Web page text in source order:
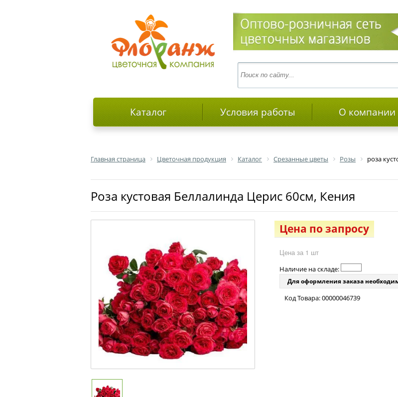
Каталог Условия работы О компании
Главная страница Цветочная продукция Каталог Срезанные цветы Розы роза
роза кустовая Беллалинда Церис 60см, Кения
Цена по запросу
Цена за 1 шт
Наличие на складе:
Для оформления заказа
Код Товара: 00000046739